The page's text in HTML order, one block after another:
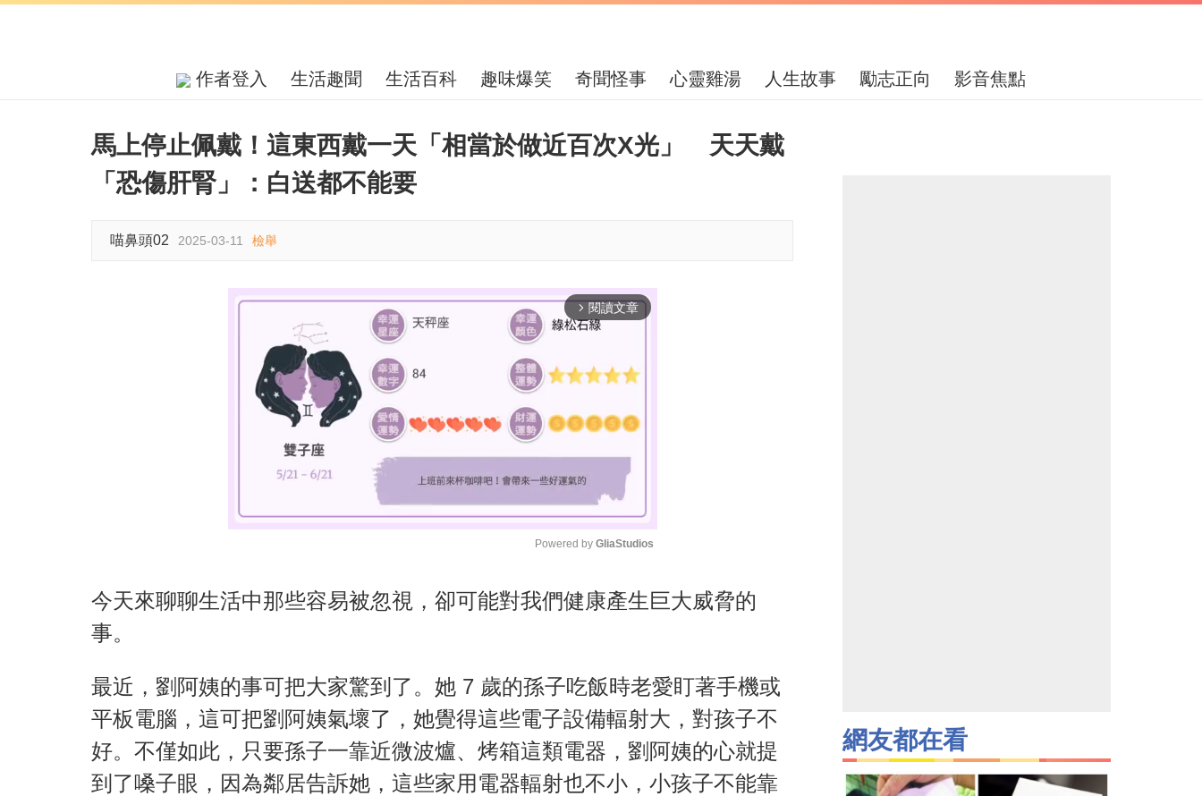
作者登入 生活趣聞 生活百科 趣味爆笑 奇聞怪事 心靈雞湯 人生故事 勵志正向 影音焦點
馬上停止佩戴！這東西戴一天「相當於做近百次X光」 天天戴
「恐傷肝腎」：白送都不能要
喵鼻頭02 2025-03-11 檢舉
arrow_forward_ios 閱讀文章
M
Powered by GliaStudios
今天來聊聊生活中那些容易被忽視，卻可能對我們健康產生巨大威脅的
事。
最近，劉阿姨的事可把大家驚到了。她 7 歲的孫子吃飯時老愛盯著手機或
平板電腦，這可把劉阿姨氣壞了，她覺得這些電子設備輻射大，對孩子不
好。不僅如此，只要孫子一靠近微波爐、烤箱這類電器，劉阿姨的心就提
到了嗓子眼，因為鄰居告訴她，這些家用電器輻射也不小，小孩子不能靠
網友都在看